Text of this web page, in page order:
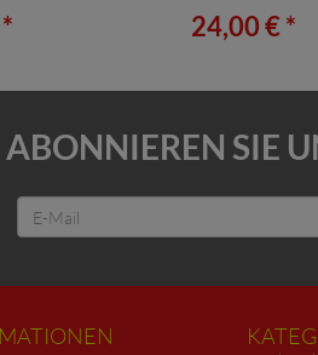
24,00 € *
ABONNIEREN SIE